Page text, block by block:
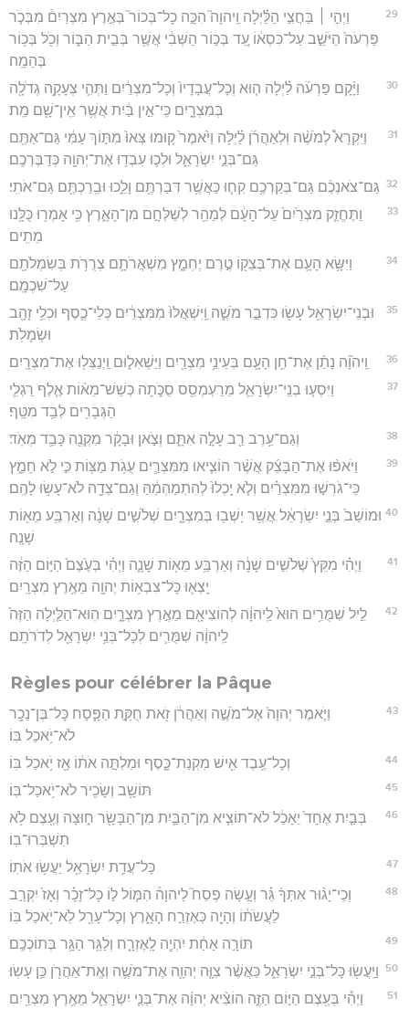
29
וַיְהִ֣י ׀ בַּחֲצִ֣י הַלַּ֗יְלָה וַֽיהוָה֮ הִכָּ֣ה כָל־בְּכוֹר֮ בְּאֶ֣רֶץ מִצְרַיִם֒ מִבְּכֹ֤ר
פַּרְעֹה֙ הַיֹּשֵׁ֣ב עַל־כִּסְא֔וֹ עַ֚ד בְּכ֣וֹר הַשְּׁבִ֔י אֲשֶׁ֖ר בְּבֵ֣ית הַבּ֑וֹר וְכֹ֖ל בְּכ֥וֹר
בְּהֵמָֽה׃
30
וַיָּ֨קָם פַּרְעֹ֜ה לַ֗יְלָה ה֤וּא וְכָל־עֲבָדָיו֙ וְכָל־מִצְרַ֔יִם וַתְּהִ֛י צְעָקָ֥ה גְדֹלָ֖ה
בְּמִצְרָ֑יִם כִּֽי־אֵ֣ין בַּ֔יִת אֲשֶׁ֥ר אֵֽין־שָׁ֖ם מֵֽת׃
31
וַיִּקְרָא֩ לְמֹשֶׁ֨ה וּֽלְאַהֲרֹ֜ן לַ֗יְלָה וַיֹּ֙אמֶר֙ ק֤וּמוּ צְּאוּ֙ מִתּ֣וֹךְ עַמִּ֔י גַּם־אַתֶּ֖ם
גַּם־בְּנֵ֣י יִשְׂרָאֵ֑ל וּלְכ֛וּ עִבְד֥וּ אֶת־יְהוָ֖ה כְּדַבֶּרְכֶֽם׃
32 גַּם־צֹאנְכֶ֨ם גַּם־בְּקַרְכֶ֥ם קְח֛וּ כַּאֲשֶׁ֥ר דִּבַּרְתֶּ֖ם וָלֵ֑כוּ וּבֵֽרַכְתֶּ֖ם גַּם־אֹתִֽי׃
33
וַתֶּחֱזַ֤ק מִצְרַ֙יִם֙ עַל־הָעָ֔ם לְמַהֵ֖ר לְשַׁלְּחָ֣ם מִן־הָאָ֑רֶץ כִּ֥י אָמְר֖וּ כֻּלָּ֥נוּ
מֵתִֽים׃
34
וַיִּשָּׂ֥א הָעָ֛ם אֶת־בְּצֵק֖וֹ טֶ֣רֶם יֶחְמָ֑ץ מִשְׁאֲרֹתָ֛ם צְרֻרֹ֥ת בְּשִׂמְלֹתָ֖ם
עַל־שִׁכְמָֽם׃
35
וּבְנֵי־יִשְׂרָאֵ֥ל עָשׂ֖וּ כִּדְבַ֣ר מֹשֶׁ֑ה וַֽיִּשְׁאֲלוּ֙ מִמִּצְרַ֔יִם כְּלֵי־כֶ֛סֶף וּכְלֵ֥י זָהָ֖ב
וּשְׂמָלֹֽת׃
36 וַֽיהוָ֞ה נָתַ֨ן אֶת־חֵ֥ן הָעָ֛ם בְּעֵינֵ֥י מִצְרַ֖יִם וַיַּשְׁאִל֑וּם וַֽיְנַצְּל֖וּ אֶת־מִצְרָֽיִם׃
37
וַיִּסְע֧וּ בְנֵֽי־יִשְׂרָאֵ֛ל מֵרַעְמְסֵ֖ס סֻכֹּ֑תָה כְּשֵׁשׁ־מֵא֨וֹת אֶ֧לֶף רַגְלִ֛י
הַגְּבָרִ֖ים לְבַ֥ד מִטָּֽף׃
38 וְגַם־עֵ֥רֶב רַ֖ב עָלָ֣ה אִתָּ֑ם וְצֹ֣אן וּבָקָ֔ר מִקְנֶ֖ה כָּבֵ֥ד מְאֹֽד׃
39
וַיֹּאפ֨וּ אֶת־הַבָּצֵ֜ק אֲשֶׁ֨ר הוֹצִ֧יאוּ מִמִּצְרַ֛יִם עֻגֹ֥ת מַצּ֖וֹת כִּ֣י לֹ֣א חָמֵ֑ץ
כִּֽי־גֹרְשׁ֣וּ מִמִּצְרַ֗יִם וְלֹ֤א יָֽכְלוּ֙ לְהִתְמַהְמֵ֔הַּ וְגַם־צֵדָ֖ה לֹא־עָשׂ֥וּ לָהֶֽם׃
40 וּמוֹשַׁב֙ בְּנֵ֣י יִשְׂרָאֵ֔ל אֲשֶׁ֥ר יָשְׁב֖וּ בְּמִצְרָ֑יִם שְׁלֹשִׁ֣ים שָׁנָ֔ה וְאַרְבַּ֥ע מֵא֖וֹת
שָׁנָֽה׃
41
וַיְהִ֗י מִקֵּץ֙ שְׁלֹשִׁ֣ים שָׁנָ֔ה וְאַרְבַּ֥ע מֵא֖וֹת שָׁנָ֑ה וַיְהִ֗י בְּעֶ֙צֶם֙ הַיּ֣וֹם הַזֶּ֔ה
יָֽצְא֛וּ כָּל־צִבְא֥וֹת יְהוָ֖ה מֵאֶ֥רֶץ מִצְרָֽיִם׃
42
לֵ֣יל שִׁמֻּרִ֥ים הוּא֙ לַֽיהוָ֔ה לְהוֹצִיאָ֖ם מֵאֶ֣רֶץ מִצְרָ֑יִם הֽוּא־הַלַּ֤יְלָה הַזֶּה֙
לַֽיהוָ֔ה שִׁמֻּרִ֛ים לְכָל־בְּנֵ֥י יִשְׂרָאֵ֖ל לְדֹרֹתָֽם׃
Règles pour célébrer la Pâque
43
וַיֹּ֤אמֶר יְהוָה֙ אֶל־מֹשֶׁ֣ה וְאַהֲרֹ֔ן זֹ֖את חֻקַּ֣ת הַפָּ֑סַח כָּל־בֶּן־נֵכָ֖ר
לֹא־יֹ֥אכַל בּֽוֹ׃
44 וְכָל־עֶ֥בֶד אִ֖ישׁ מִקְנַת־כָּ֑סֶף וּמַלְתָּ֣ה אֹת֔וֹ אָ֖ז יֹ֥אכַל בּֽוֹ׃
45 תּוֹשָׁ֥ב וְשָׂכִ֖יר לֹא־יֹ֥אכַל־בּֽוֹ׃
46
בְּבַ֤יִת אֶחָד֙ יֵאָכֵ֔ל לֹא־תוֹצִ֧יא מִן־הַבַּ֛יִת מִן־הַבָּשָׂ֖ר ח֑וּצָה וְעֶ֖צֶם לֹ֥א
תִשְׁבְּרוּ־בֽוֹ׃
47 כָּל־עֲדַ֥ת יִשְׂרָאֵ֖ל יַעֲשׂ֥וּ אֹתֽוֹ׃
48
וְכִֽי־יָג֨וּר אִתְּךָ֜ גֵּ֗ר וְעָ֣שָׂה פֶסַח֮ לַיהוָה֒ הִמּ֧וֹל ל֣וֹ כָל־זָכָ֗ר וְאָז֙ יִקְרַ֣ב
לַעֲשֹׂת֔וֹ וְהָיָ֖ה כְּאֶזְרַ֣ח הָאָ֑רֶץ וְכָל־עָרֵ֖ל לֹֽא־יֹ֥אכַל בּֽוֹ׃
49 תּוֹרָ֣ה אַחַ֔ת יִהְיֶ֖ה לָֽאֶזְרָ֑ח וְלַגֵּ֖ר הַגָּ֥ר בְּתוֹכְכֶֽם׃
50 וַיַּֽעֲשׂ֖וּ כָּל־בְּנֵ֣י יִשְׂרָאֵ֑ל כַּאֲשֶׁ֨ר צִוָּ֧ה יְהוָ֛ה אֶת־מֹשֶׁ֥ה וְאֶֽת־אַהֲרֹ֖ן כֵּ֥ן עָשֽׂוּ׃
51
וַיְהִ֕י בְּעֶ֖צֶם הַיּ֣וֹם הַזֶּ֑ה הוֹצִ֨יא יְהוָ֜ה אֶת־בְּנֵ֧י יִשְׂרָאֵ֛ל מֵאֶ֥רֶץ מִצְרַ֖יִם